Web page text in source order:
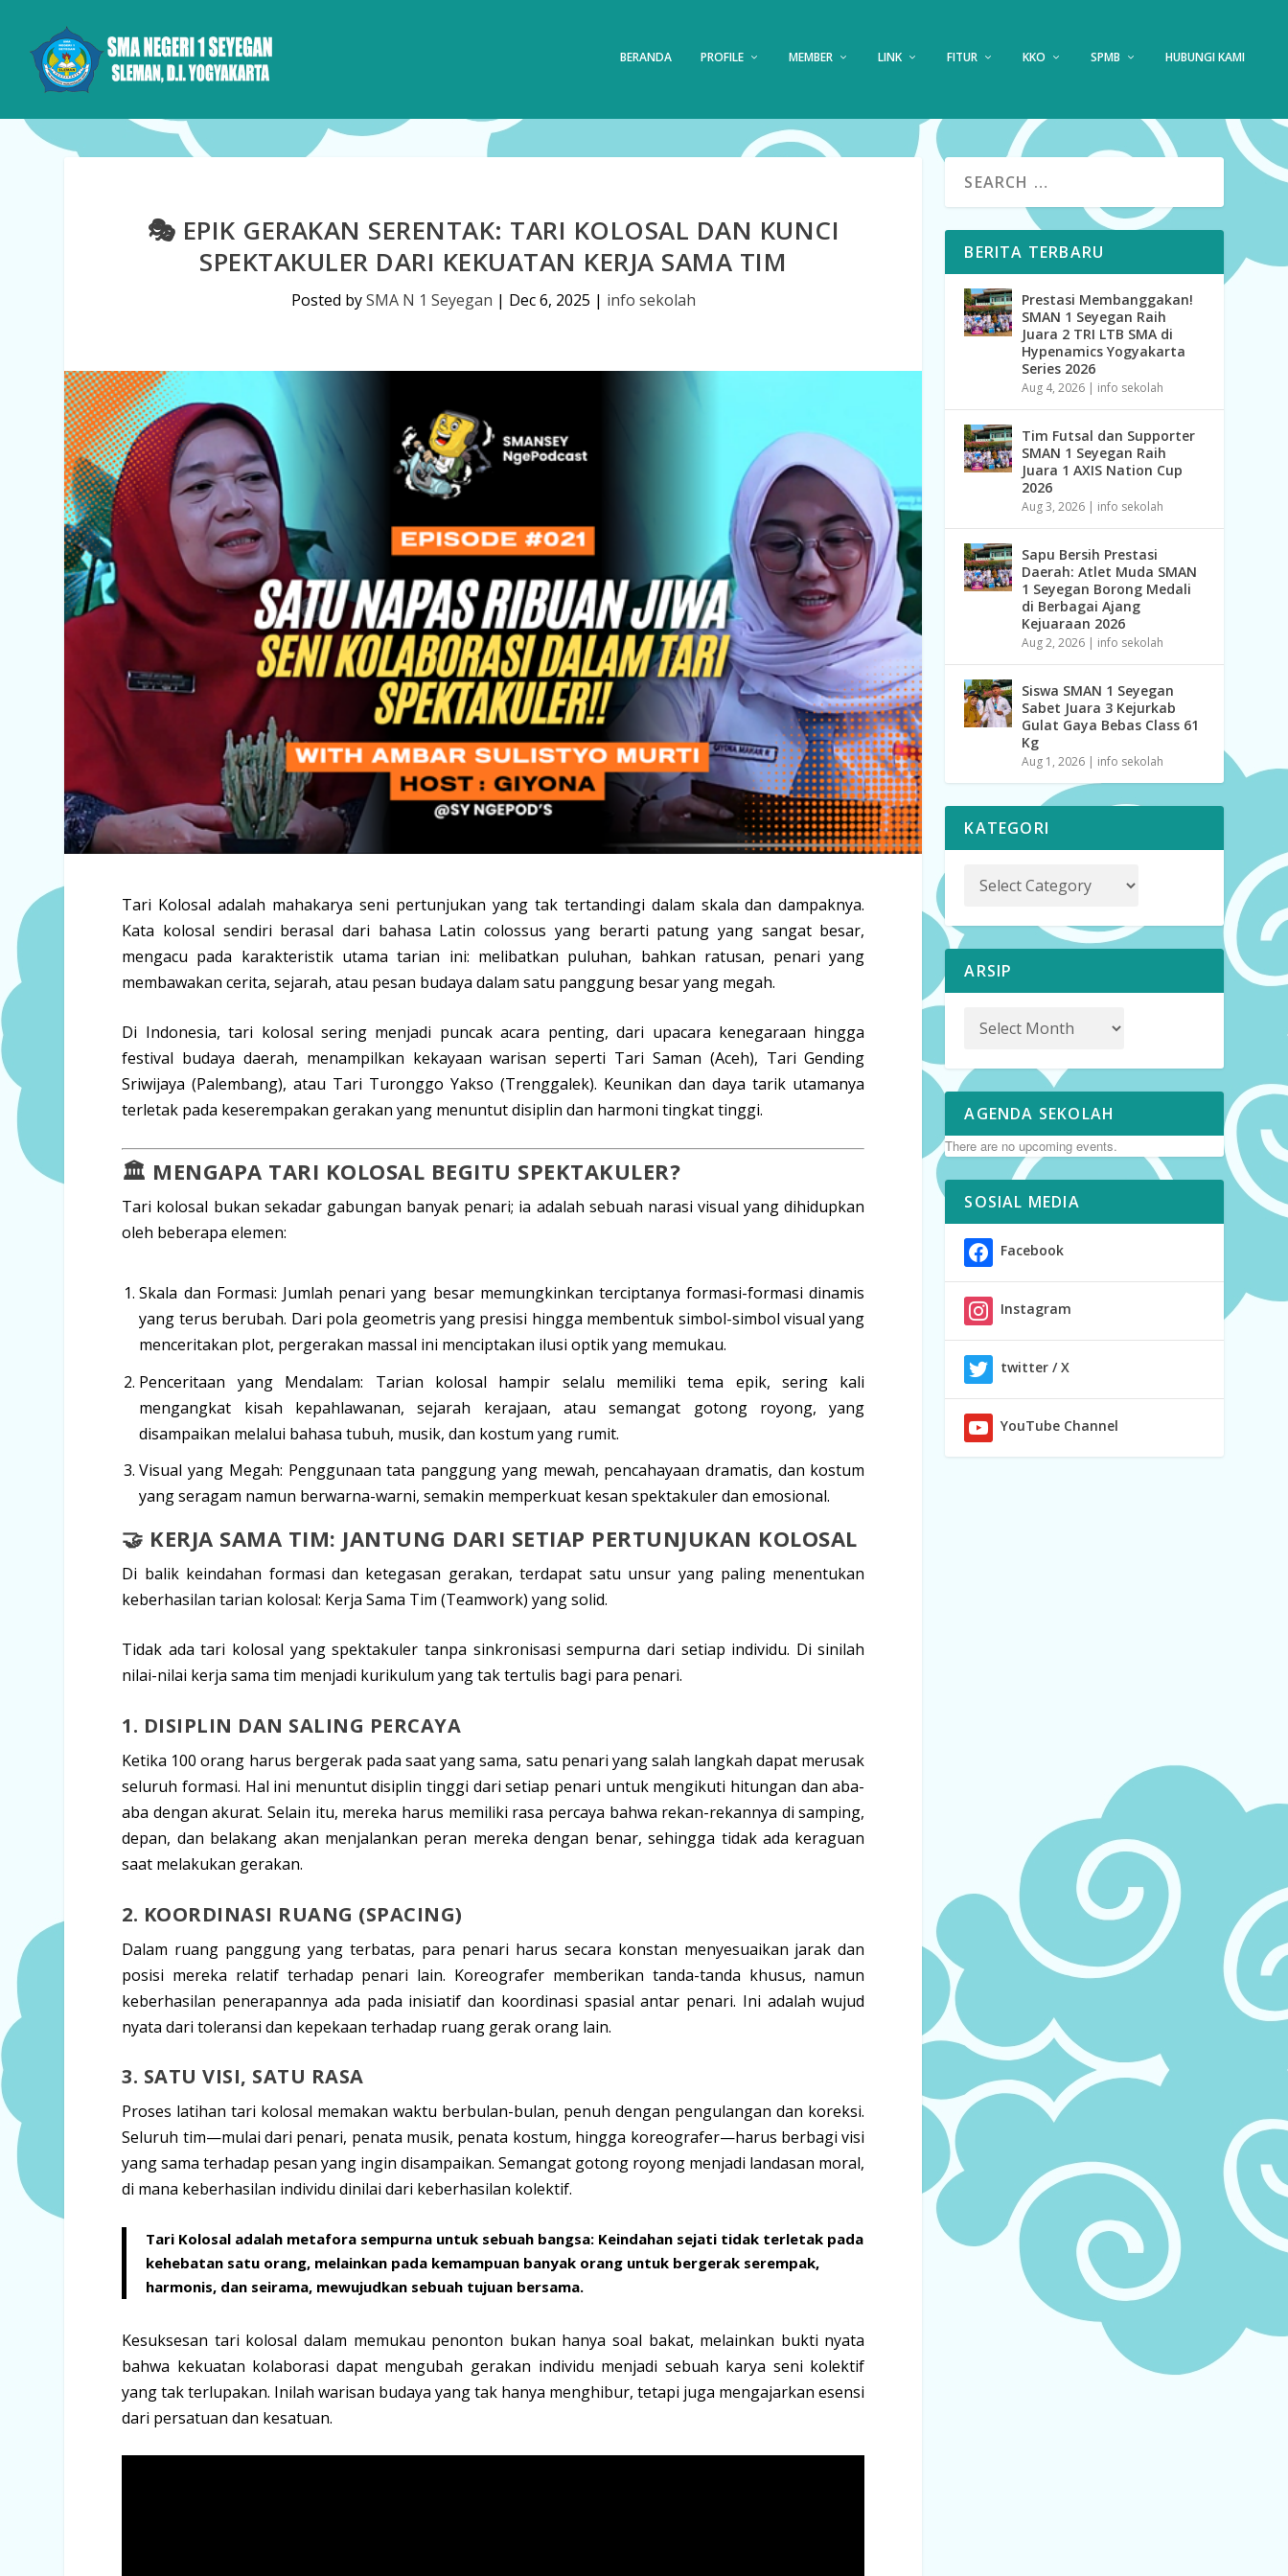
BERANDA PROFILE MEMBER LINK FITUR KKO SPMB HUBUNGI KAMI
🎭 EPIK GERAKAN SERENTAK: TARI KOLOSAL DAN KUNCI
SPEKTAKULER DARI KEKUATAN KERJA SAMA TIM
Posted bySMA N 1 Seyegan | Dec 6, 2025 | info sekolah
Tari Kolosal adalah mahakarya seni pertunjukan yang tak tertandingi dalam skala dan dampaknya.
Kata kolosal sendiri berasal dari bahasa Latincolossus yang berarti patung yang sangat besar,
mengacu pada karakteristik utama tarian ini: melibatkan puluhan, bahkan ratusan, penari yang
membawakan cerita, sejarah, atau pesan budaya dalam satu panggung besar yang megah.
Di Indonesia, tari kolosal sering menjadi puncak acara penting, dari upacara kenegaraan hingga
festival budaya daerah, menampilkan kekayaan warisan seperti Tari Saman (Aceh), Tari Gending
Sriwijaya (Palembang), atau Tari Turonggo Yakso (Trenggalek). Keunikan dan daya tarik utamanya
terletak pada keserempakan gerakan yang menuntut disiplin dan harmoni tingkat tinggi.
🏛️ MENGAPA TARI KOLOSAL BEGITU SPEKTAKULER?
Tari kolosal bukan sekadar gabungan banyak penari; ia adalah sebuah narasi visual yang dihidupkan
oleh beberapa elemen:
Skala dan Formasi: Jumlah penari yang besar memungkinkan terciptanya formasi-formasi dinamis
yang terus berubah. Dari pola geometris yang presisi hingga membentuk simbol-simbol visual yang
menceritakan plot, pergerakan massal ini menciptakan ilusi optik yang memukau.
Penceritaan yang Mendalam: Tarian kolosal hampir selalu memiliki tema epik, sering kali
mengangkat kisah kepahlawanan, sejarah kerajaan, atau semangat gotong royong, yang
disampaikan melalui bahasa tubuh, musik, dan kostum yang rumit.
Visual yang Megah: Penggunaan tata panggung yang mewah, pencahayaan dramatis, dan kostum
yang seragam namun berwarna-warni, semakin memperkuat kesan spektakuler dan emosional.
🤝 KERJA SAMA TIM: JANTUNG DARI SETIAP PERTUNJUKAN KOLOSAL
Di balik keindahan formasi dan ketegasan gerakan, terdapat satu unsur yang paling menentukan
keberhasilan tarian kolosal: Kerja Sama Tim (Teamwork) yang solid.
Tidak ada tari kolosal yang spektakuler tanpa sinkronisasi sempurna dari setiap individu. Di sinilah
nilai-nilai kerja sama tim menjadi kurikulum yang tak tertulis bagi para penari.
1. DISIPLIN DAN SALING PERCAYA
Ketika 100 orang harus bergerak pada saat yang sama, satu penari yang salah langkah dapat merusak
seluruh formasi. Hal ini menuntutdisiplin tinggi dari setiap penari untuk mengikuti hitungan dan aba-
aba dengan akurat. Selain itu, mereka harus memiliki rasa percaya bahwa rekan-rekannya di samping,
depan, dan belakang akan menjalankan peran mereka dengan benar, sehingga tidak ada keraguan
saat melakukan gerakan.
2. KOORDINASI RUANG (SPACING)
Dalam ruang panggung yang terbatas, para penari harus secara konstan menyesuaikan jarak dan
posisi mereka relatif terhadap penari lain. Koreografer memberikan tanda-tanda khusus, namun
keberhasilan penerapannya ada pada inisiatif dan koordinasi spasial antar penari. Ini adalah wujud
nyata daritoleransi dan kepekaan terhadap ruang gerak orang lain.
3. SATU VISI, SATU RASA
Proses latihan tari kolosal memakan waktu berbulan-bulan, penuh dengan pengulangan dan koreksi.
Seluruh tim—mulai dari penari, penata musik, penata kostum, hingga koreografer—harus berbagivisi
yang sama terhadap pesan yang ingin disampaikan. Semangat gotong royong menjadi landasan moral,
di mana keberhasilan individu dinilai dari keberhasilan kolektif.
Tari Kolosal adalah metafora sempurna untuk sebuah bangsa: Keindahan sejati tidak terletak pada
kehebatan satu orang, melainkan pada kemampuan banyak orang untuk bergerak serempak,
harmonis, dan seirama, mewujudkan sebuah tujuan bersama.
Kesuksesan tari kolosal dalam memukau penonton bukan hanya soal bakat, melainkan bukti nyata
bahwa kekuatan kolaborasi dapat mengubah gerakan individu menjadi sebuah karya seni kolektif
yang tak terlupakan. Inilah warisan budaya yang tak hanya menghibur, tetapi juga mengajarkan esensi
dari persatuan dan kesatuan.
BERITA TERBARU
Prestasi Membanggakan!
SMAN 1 Seyegan Raih
Juara 2 TRI LTB SMA di
Hypenamics Yogyakarta
Series 2026
Aug 4, 2026 | info sekolah
Tim Futsal dan Supporter
SMAN 1 Seyegan Raih
Juara 1 AXIS Nation Cup
2026
Aug 3, 2026 | info sekolah
Sapu Bersih Prestasi
Daerah: Atlet Muda SMAN
1 Seyegan Borong Medali
di Berbagai Ajang
Kejuaraan 2026
Aug 2, 2026 | info sekolah
Siswa SMAN 1 Seyegan
Sabet Juara 3 Kejurkab
Gulat Gaya Bebas Class 61
Kg
Aug 1, 2026 | info sekolah
KATEGORI
ARSIP
AGENDA SEKOLAH
There are no upcoming events.
SOSIAL MEDIA
Facebook
Instagram
twitter / X
YouTube Channel